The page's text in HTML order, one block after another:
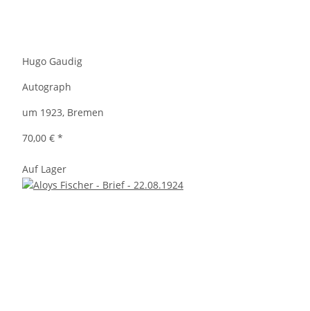
Hugo Gaudig
Autograph
um 1923, Bremen
70,00 € *
Auf Lager